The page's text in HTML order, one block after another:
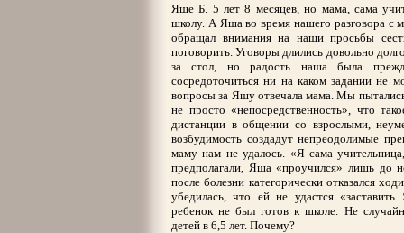
Яше Б. 5 лет 8 месяцев, но мама, сама
школу. А Яша во время нашего разговора с
обращал внимания на наши просьбы
поговорить. Уговоры длились довольно
за стол, но радость наша была
сосредоточиться ни на каком задании не
вопросы за Яшу отвечала мама. Мы
не просто «непосредственность», что
дистанции в общении со взрослыми,
возбудимость создадут непреодолимые
маму нам не удалось. «Я сама
предполагали, Яша «проучился» лишь до
после болезни категорически отказался
убедилась, что ей не удастся
ребенок не был готов к школе. Не
детей в 6,5 лет. Почему?